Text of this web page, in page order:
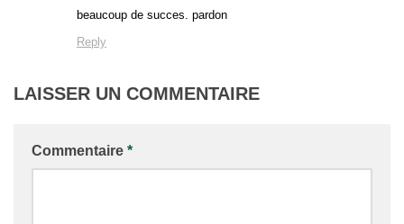
beaucoup de succes. pardon
Reply
LAISSER UN COMMENTAIRE
Commentaire *